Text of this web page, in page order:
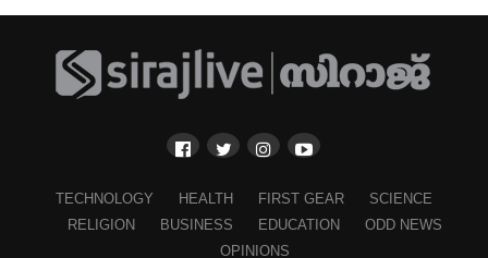
TECHNOLOGY HEALTH FIRST GEAR
SCIENCE
RELIGION
BUSINESS EDUCATION
ODD NEWS
OPINIONS